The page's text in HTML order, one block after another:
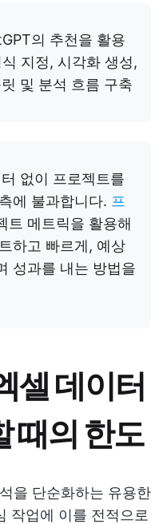
의 추천을 활용
지정, 시각화 생성,
및 분석 흐름 구축
없이 프로젝트를
에 불과합니다. 프
트 메트릭을 활용해
하고 빠르게, 예상
성과를 내는 방법을
셀 데이터
때의 한도
을 단순화하는 유용한
작업에 이를 전적으로